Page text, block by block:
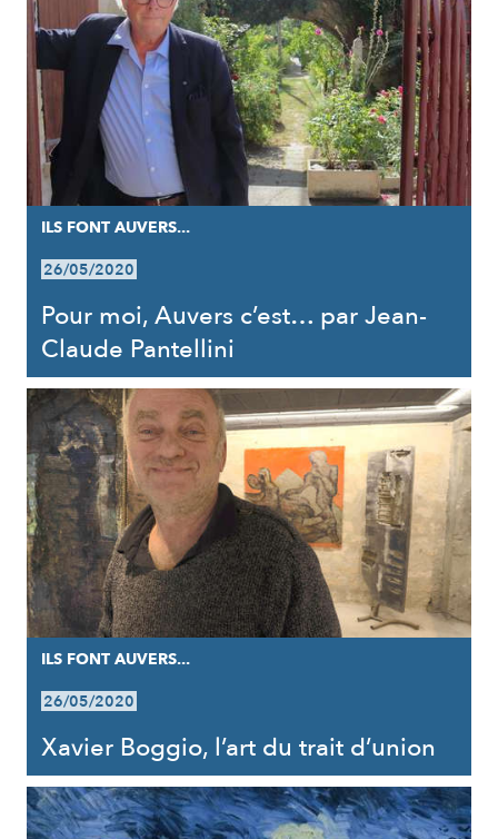
ILS FONT AUVERS...
26/05/2020
Pour moi, Auvers c’est… par Jean-
Claude Pantellini
ILS FONT AUVERS...
26/05/2020
Xavier Boggio, l’art du trait d’union